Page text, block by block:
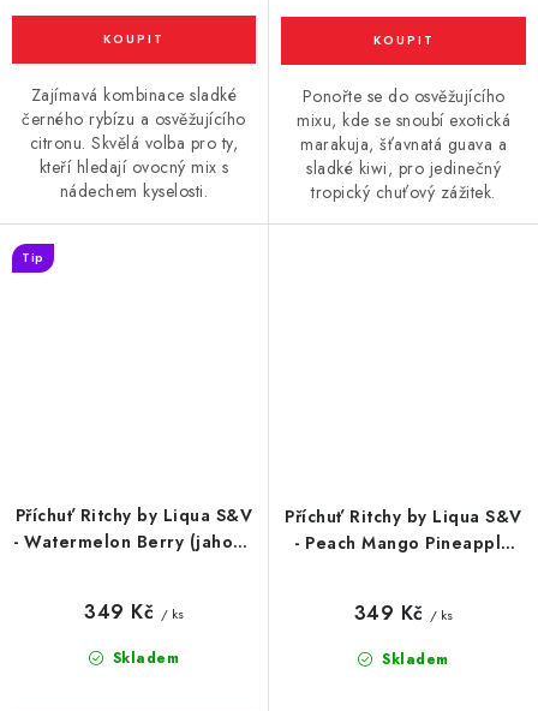
Zajímavá kombinace sladké
černého rybízu a osvěžujícího
citronu. Skvělá volba pro ty,
kteří hledají ovocný mix s
nádechem kyselosti.
Ponořte se do osvěžujícího
mixu, kde se snoubí exotická
marakuja, šťavnatá guava a
sladké kiwi, pro jedinečný
tropický chuťový zážitek.
Příchuť Ritchy by Liqua S&V
- Watermelon Berry (jahoda
Tip
Skladem
349 Kč / ks
Příchuť Ritchy by Liqua S&V
- Peach Mango Pineapple
Skladem
349 Kč / ks